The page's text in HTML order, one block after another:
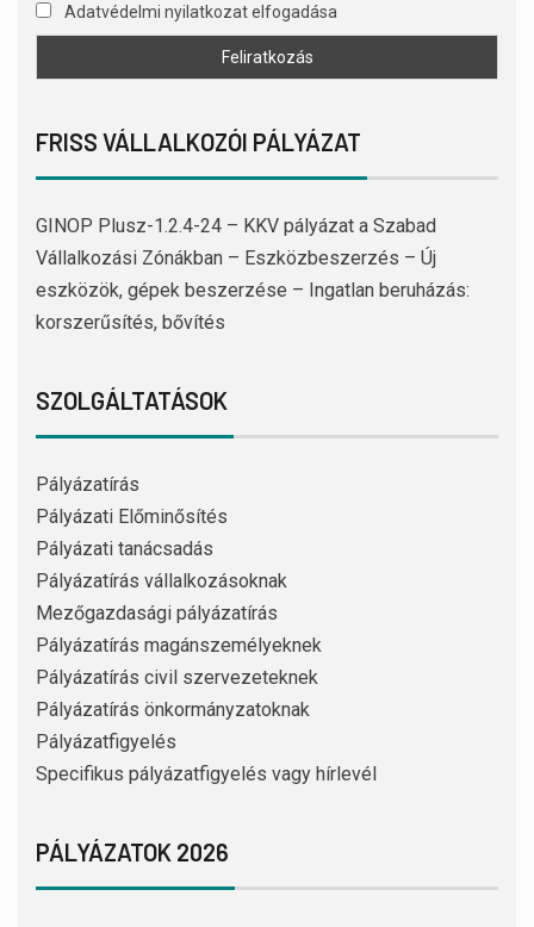
Adatvédelmi nyilatkozat elfogadása
FRISS VÁLLALKOZÓI PÁLYÁZAT
GINOP Plusz-1.2.4-24 – KKV pályázat a Szabad
Vállalkozási Zónákban – Eszközbeszerzés – Új
eszközök, gépek beszerzése – Ingatlan beruházás:
korszerűsítés, bővítés
SZOLGÁLTATÁSOK
Pályázatírás
Pályázati Előminősítés
Pályázati tanácsadás
Pályázatírás vállalkozásoknak
Mezőgazdasági pályázatírás
Pályázatírás magánszemélyeknek
Pályázatírás civil szervezeteknek
Pályázatírás önkormányzatoknak
Pályázatfigyelés
Specifikus pályázatfigyelés vagy hírlevél
PÁLYÁZATOK 2026